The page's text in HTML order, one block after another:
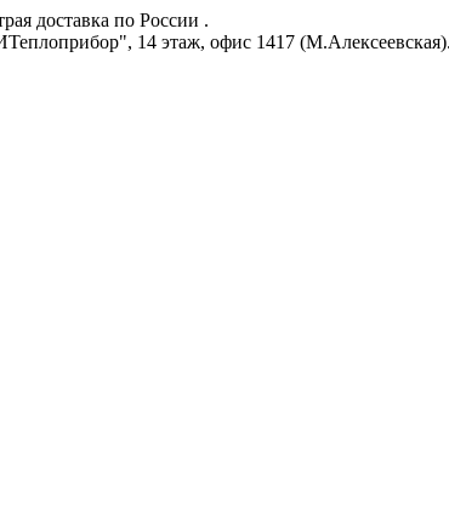
доставка по России .
14 этаж, офис 1417 (М.Алексеевская).